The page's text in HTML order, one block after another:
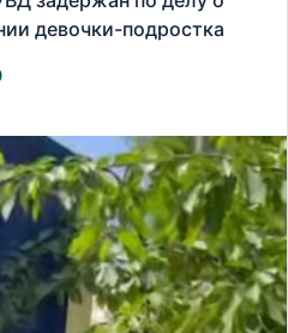
девочки-подростка